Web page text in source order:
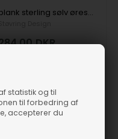
statistik og til
til forbedring af
accepterer du
blank sterling sølv ørestikker hjerte med blank overflade fra Støvring Design
DKR